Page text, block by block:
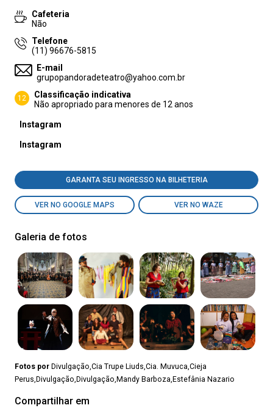
Cafeteria
Não
Telefone
(11) 96676-5815
E-mail
grupopandoradeteatro@yahoo.com.br
12
Classificação indicativa
Não apropriado para menores de 12 anos
Instagram
Instagram
GARANTA SEU INGRESSO NA BILHETERIA
VER NO GOOGLE MAPS VER NO WAZE
Galeria de fotos
Fotos por Divulgação,Cia Trupe Liuds,Cia. Muvuca,Cieja
Perus,Divulgação,Divulgação,Mandy Barboza,Estefânia Nazario
Compartilhar em